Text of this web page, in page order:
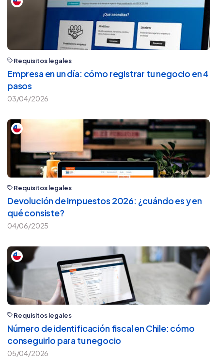
Requisitos legales
Empresa en un día: cómo registrar tu negocio en 4
pasos
03/04/2026
Requisitos legales
Devolución de impuestos 2026: ¿cuándo es y en
qué consiste?
04/06/2025
Requisitos legales
Número de identificación fiscal en Chile: cómo
conseguirlo para tu negocio
05/04/2026